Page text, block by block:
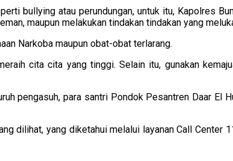
bullying atau perundungan, untuk itu, Kapolres
maupun melakukan tindakan tindakan yang
Narkoba maupun obat-obat terlarang.
cita cita yang tinggi. Selain itu, gunakan
pengasuh, para santri Pondok Pesantren Daar El
dilihat, yang diketahui melalui layanan Call Center